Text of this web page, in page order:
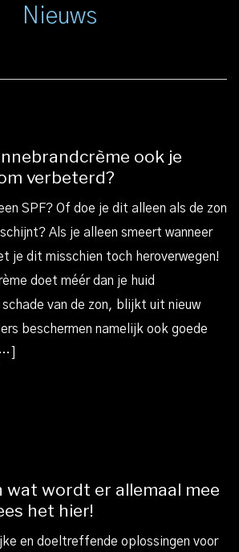
Nieuws
ook je
verbeterd?
SPF? Of doe je dit alleen als de zon
Als je alleen smeert wanneer
je dit misschien toch heroverwegen!
doet méér dan je huid
schade van de zon, blijkt uit nieuw
beschermen namelijk ook goede
wat wordt er allemaal mee
het hier!
en doeltreffende oplossingen voor